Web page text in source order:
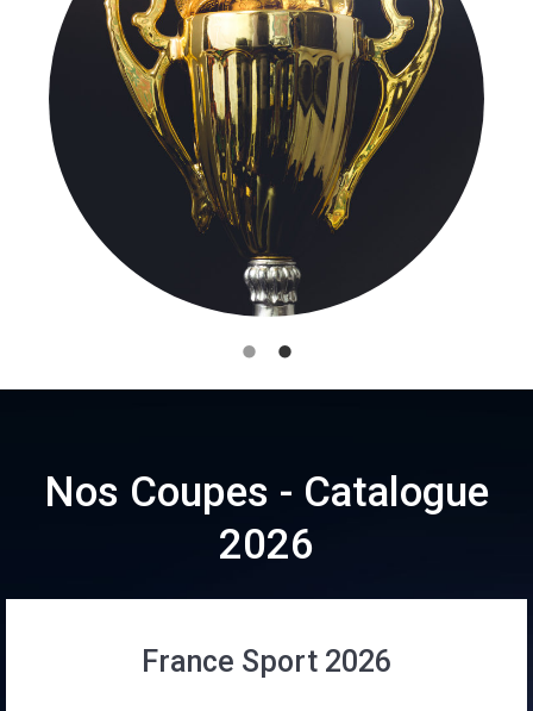
Nos Coupes - Catalogue
2026
France Sport 2026